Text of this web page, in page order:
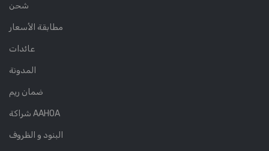
شحن
مطابقة الأسعار
عائدات
المدونة
ضمان ريم
شراكة AAHOA
البنود و الظروف